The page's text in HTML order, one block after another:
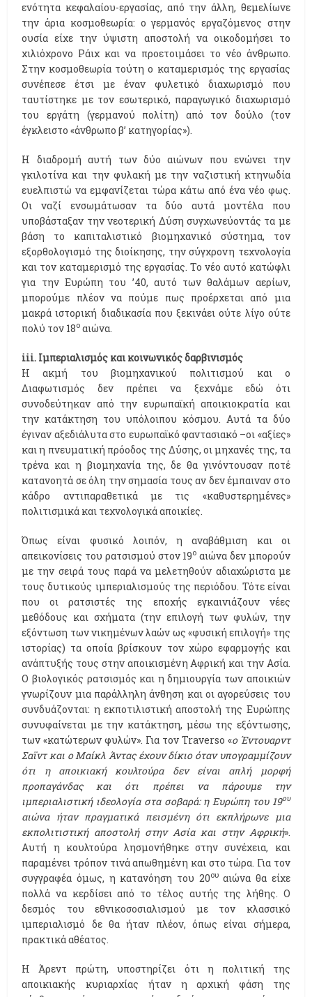
ενότητα κεφαλαίου-εργασίας, από την άλλη, θεμελίωνε
την άρια κοσμοθεωρία: ο γερμανός εργαζόμενος στην
ουσία είχε την ύψιστη αποστολή να οικοδομήσει το
χιλιόχρονο Ράιχ και να προετοιμάσει το νέο άνθρωπο.
Στην κοσμοθεωρία τούτη ο καταμερισμός της εργασίας
συνέπεσε έτσι με έναν φυλετικό διαχωρισμό που
ταυτίστηκε με τον εσωτερικό, παραγωγικό διαχωρισμό
του εργάτη (γερμανού πολίτη) από τον δούλο (τον
έγκλειστο «άνθρωπο β’ κατηγορίας»).
Η διαδρομή αυτή των δύο αιώνων που ενώνει την
γκιλοτίνα και την φυλακή με την ναζιστική κτηνωδία
ευελπιστώ να εμφανίζεται τώρα κάτω από ένα νέο φως.
Οι ναζί ενσωμάτωσαν τα δύο αυτά μοντέλα που
υποβάσταξαν την νεοτερική Δύση συγχωνεύοντάς τα με
βάση το καπιταλιστικό βιομηχανικό σύστημα, τον
εξορθολογισμό της διοίκησης, την σύγχρονη τεχνολογία
και τον καταμερισμό της εργασίας. Το νέο αυτό κατώφλι
για την Ευρώπη του ’40, αυτό των θαλάμων αερίων,
μπορούμε πλέον να πούμε πως προέρχεται από μια
μακρά ιστορική διαδικασία που ξεκινάει ούτε λίγο ούτε
πολύ τον 18ο αιώνα.
iii. Ιμπεριαλισμός και κοινωνικός δαρβινισμός
Η ακμή του βιομηχανικού πολιτισμού και ο
Διαφωτισμός δεν πρέπει να ξεχνάμε εδώ ότι
συνοδεύτηκαν από την ευρωπαϊκή αποικιοκρατία και
την κατάκτηση του υπόλοιπου κόσμου. Αυτά τα δύο
έγιναν αξεδιάλυτα στο ευρωπαϊκό φαντασιακό –οι «αξίες»
και η πνευματική πρόοδος της Δύσης, οι μηχανές της, τα
τρένα και η βιομηχανία της, δε θα γινόντουσαν ποτέ
κατανοητά σε όλη την σημασία τους αν δεν έμπαιναν στο
κάδρο αντιπαραθετικά με τις «καθυστερημένες»
πολιτισμικά και τεχνολογικά αποικίες.
Όπως είναι φυσικό λοιπόν, η αναβάθμιση και οι
απεικονίσεις του ρατσισμού στον 19ο αιώνα δεν μπορούν
με την σειρά τους παρά να μελετηθούν αδιαχώριστα με
τους δυτικούς ιμπεριαλισμούς της περιόδου. Τότε είναι
που οι ρατσιστές της εποχής εγκαινιάζουν νέες
μεθόδους και σχήματα (την επιλογή των φυλών, την
εξόντωση των νικημένων λαών ως «φυσική επιλογή» της
ιστορίας) τα οποία βρίσκουν τον χώρο εφαρμογής και
ανάπτυξής τους στην αποικισμένη Αφρική και την Ασία.
Ο βιολογικός ρατσισμός και η δημιουργία των αποικιών
γνωρίζουν μια παράλληλη άνθηση και οι αγορεύσεις του
συνδυάζονται: η εκποτιλιστική αποστολή της Ευρώπης
συνυφαίνεται με την κατάκτηση, μέσω της εξόντωσης,
των «κατώτερων φυλών». Για τον Traverso «ο Έντουαρντ
Σαϊντ και ο Μαίκλ Άντας έχουν δίκιο όταν υπογραμμίζουν
ότι η αποικιακή κουλτούρα δεν είναι απλή μορφή
προπαγάνδας και ότι πρέπει να πάρουμε την
ιμπεριαλιστική ιδεολογία στα σοβαρά: η Ευρώπη του 19ου
αιώνα ήταν πραγματικά πεισμένη ότι εκπλήρωνε μια
εκπολιτιστική αποστολή στην Ασία και στην Αφρική».
Αυτή η κουλτούρα λησμονήθηκε στην συνέχεια, και
παραμένει τρόπον τινά απωθημένη και στο τώρα. Για τον
συγγραφέα όμως, η κατανόηση του 20ουαιώνα θα είχε
πολλά να κερδίσει από το τέλος αυτής της λήθης. Ο
δεσμός του εθνικοσοσιαλισμού με τον κλασσικό
ιμπεριαλισμό δε θα ήταν πλέον, όπως είναι σήμερα,
πρακτικά αθέατος.
Η Άρεντ πρώτη, υποστηρίζει ότι η πολιτική της
αποικιακής κυριαρχίας ήταν η αρχική φάση της